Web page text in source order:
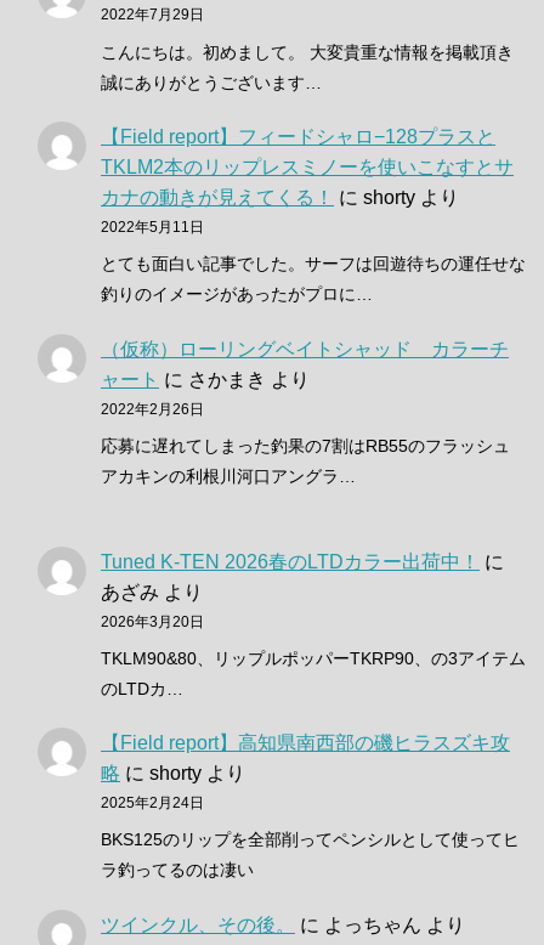
2022年7月29日
こんにちは。初めまして。 大変貴重な情報を掲載頂き
誠にありがとうございます…
【Field report】フィードシャロ−128プラスと
TKLM2本のリップレスミノーを使いこなすとサ
カナの動きが見えてくる！
に shorty より
2022年5月11日
とても面白い記事でした。サーフは回遊待ちの運任せな
釣りのイメージがあったがプロに…
（仮称）ローリングベイトシャッド カラーチ
ャート に さかまき より
2022年2月26日
応募に遅れてしまった釣果の7割はRB55のフラッシュ
アカキンの利根川河口アングラ…
Tuned K-TEN 2026春のLTDカラー出荷中！
に
あざみ より
2026年3月20日
TKLM90&80、リップルポッパーTKRP90、の3アイテム
のLTDカ…
【Field report】高知県南西部の磯ヒラスズキ攻
略 に shorty より
2025年2月24日
BKS125のリップを全部削ってペンシルとして使ってヒ
ラ釣ってるのは凄い
ツインクル、その後。 に よっちゃん より